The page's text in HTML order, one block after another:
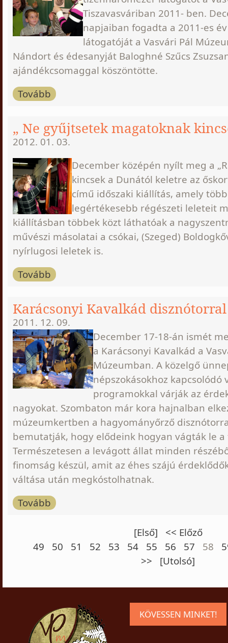
Tiszavasváriban 2011- ben.
napjaiban fogadta a 2011-es
látogatóját a Vasvári Pál
Nándort és édesanyját Baloghné Szűcs
ajándékcsomaggal köszöntötte.
Tovább
„ Ne gyűjtsetek magatoknak
2012. 01. 03.
December középén nyílt meg a
kincsek a Dunától keletre az
című időszaki kiállítás, amely
legértékesebb régészeti leleteit
kiállításban többek közt láthatóak a
művészi másolatai a csókai, (Szeged)
nyírlugosi leletek is.
Tovább
Karácsonyi Kavalkád disznótorral
2011. 12. 09.
December 17-18-án ismét
a Karácsonyi Kavalkád a
Múzeumban. A közelgő
népszokásokhoz kapcsolódó
programokkal várják az
nagyokat. Szombaton már kora hajnalban
múzeumkertben a hagyományőrző
bemutatják, hogy elődeink hogyan vágták le
Természetesen a levágott állat minden
finomság készül, amit az éhes szájú
váltása után megkóstolhatnak.
Tovább
[Első]
<< Előző
49
50 51 52 53 54 55 56 57 58
>>
[Utolsó]
KÖVESSEN MINKET!